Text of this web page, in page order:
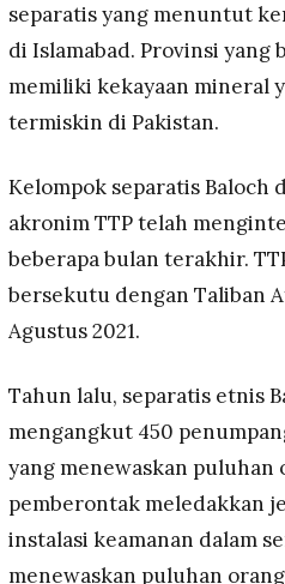
separatis yang menuntut
di Islamabad. Provinsi
memiliki kekayaan mineral
termiskin di Pakistan.
Kelompok separatis Baloch
akronim TTP telah
beberapa bulan terakhir.
bersekutu dengan Taliban
Agustus 2021.
Tahun lalu, separatis etnis
mengangkut 450
yang menewaskan puluhan
pemberontak meledakkan
instalasi keamanan dalam
menewaskan puluhan